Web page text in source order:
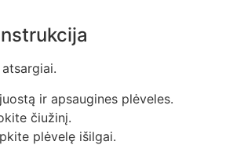
ir apsaugines plėveles.
čiužinį.
plėvelę išilgai.